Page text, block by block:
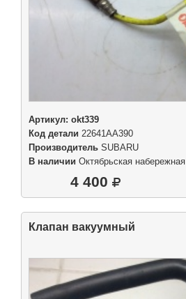
Артикул: okt339
Код детали 22641AA390
Производитель SUBARU
В наличии Октябрьская набережная
4 400
Клапан вакуумный